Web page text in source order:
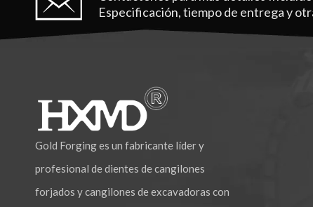
Especificación, tiempo de entrega y
Gold Forging es un fabricante líder y
profesional de dientes de cangilones
forjados y cangilones de excavadoras con